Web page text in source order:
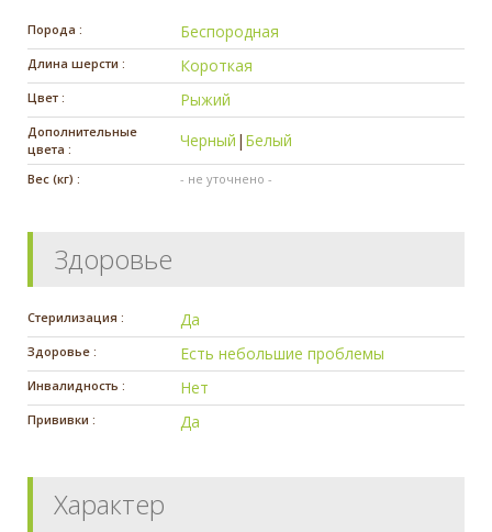
Порода : Беспородная
Длина шерсти : Короткая
Цвет : Рыжий
Дополнительные
цвета :
Черный | Белый
Вес (кг) : - не уточнено -
Здоровье
Стерилизация : Да
Здоровье : Есть небольшие проблемы
Инвалидность : Нет
Прививки : Да
Характер